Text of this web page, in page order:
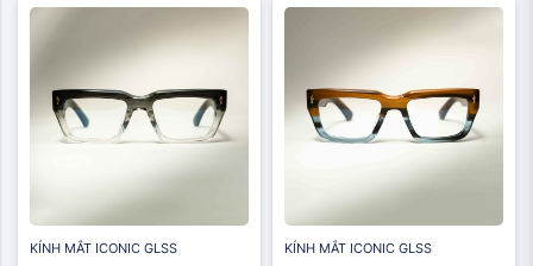
KÍNH MẮT ICONIC GLSS KÍNH MẮT ICONIC GLSS